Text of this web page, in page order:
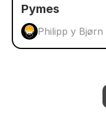
Pymes
Philipp y Bjørn